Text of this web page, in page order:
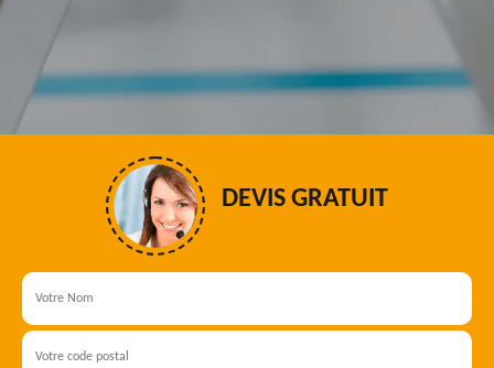
DEVIS GRATUIT